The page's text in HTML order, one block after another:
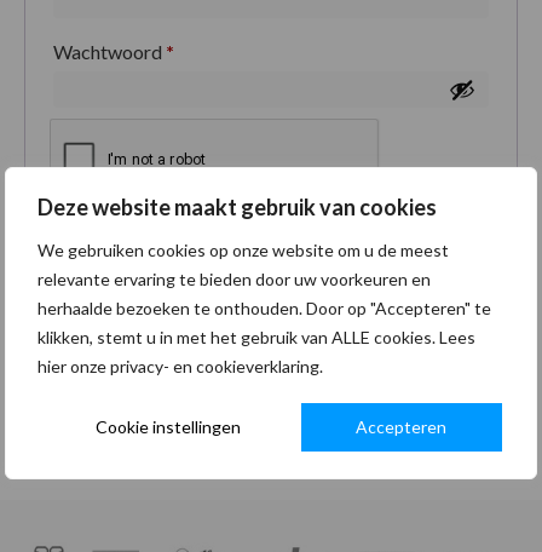
Deze website maakt gebruik van cookies
We gebruiken cookies op onze website om u de meest
relevante ervaring te bieden door uw voorkeuren en
herhaalde bezoeken te onthouden. Door op "Accepteren" te
klikken, stemt u in met het gebruik van ALLE cookies. Lees
hier onze privacy- en cookieverklaring.
Cookie instellingen Accepteren
Wachtwoord *
Je persoonlijke gegevens worden gebruikt om je
ervaring op deze site te ondersteunen, om toegang
tot je account te beheren en voor andere doeleinden
zoals omschreven in onzeprivacybeleid.